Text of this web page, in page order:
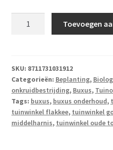
gram
aantal
Toevoegen
SKU: 8711731031912
Categorieën: Beplanting,
onkruidbestrijding, Buxus,
Tags: buxus, buxus onderhoud,
tuinwinkel flakkee, tuinwinkel
middelharnis, tuinwinkel oude